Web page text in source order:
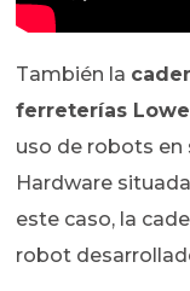
También la
ferreterías Lowe
uso de robots en
Hardware situada
este caso, la
robot